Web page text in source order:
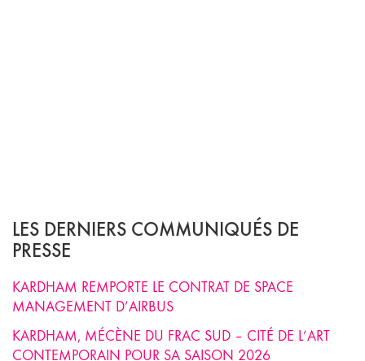
LES DERNIERS COMMUNIQUÉS DE
PRESSE
KARDHAM REMPORTE LE CONTRAT DE SPACE
MANAGEMENT D’AIRBUS
KARDHAM, MÉCÈNE DU FRAC SUD – CITÉ DE L’ART
CONTEMPORAIN POUR SA SAISON 2026